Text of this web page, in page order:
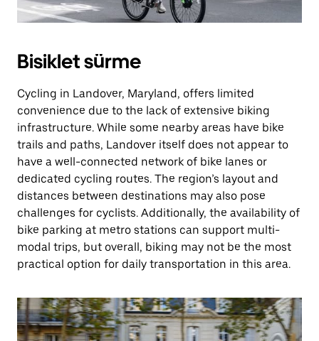
Bisiklet sürme
Cycling in Landover, Maryland, offers limited
convenience due to the lack of extensive biking
infrastructure. While some nearby areas have bike
trails and paths, Landover itself does not appear to
have a well-connected network of bike lanes or
dedicated cycling routes. The region’s layout and
distances between destinations may also pose
challenges for cyclists. Additionally, the availability of
bike parking at metro stations can support multi-
modal trips, but overall, biking may not be the most
practical option for daily transportation in this area.